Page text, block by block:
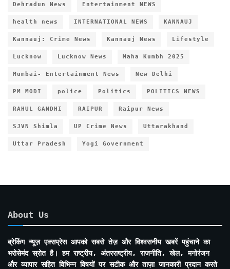
Dehradun News Entertainment NEWS
health news INTERNATIONAL NEWS KANNAUJ
Kannauj: Crime News Kannauj News Lifestyle
Lucknow Lucknow News Maha Kumbh 2025
Mumbai- Entertainment News New Delhi
PM MODI police Politics POLITICS NEWS
RAHUL GANDHI RAIPUR Raipur News
SJVN Shimla UP Crime News Uttarakhand
Uttar Pradesh Yogi Government
About Us
ब्रेकिंग न्यूज़ एक्सप्रेस आपको सबसे तेज़ और विश्वसनीय खबरें पहुंचाने का
भरोसेमंद स्रोत है। हम राष्ट्रीय, अंतरराष्ट्रीय, राजनीति, खेल, मनोरंजन
और व्यापार सहित विभिन्न विषयों पर सटीक और ताज़ा जानकारी प्रदान करते